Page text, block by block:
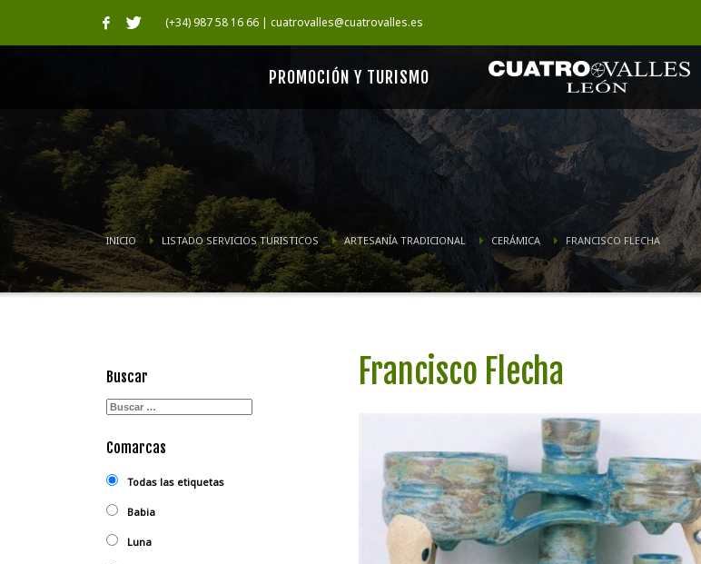
(+34) 987 58 16 66 | cuatrovalles@cuatrovalles.es
PROMOCIÓN Y TURISMO
INICIO LISTADO SERVICIOS TURISTICOS ARTESANÍ­A TRADICIONAL CERÁMICA FRANCISCO FLECHA
Francisco Flecha
Buscar
Comarcas
Todas las etiquetas
Babia
Luna